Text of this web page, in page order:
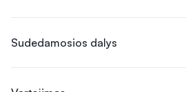
Sudedamosios dalys